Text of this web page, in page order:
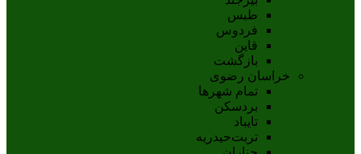
طبس
فردوس
قاين
بازگشت
خراسان رضوی
تمام شهر‌ها
بردسکن
تایباد
تربت‌حیدریه